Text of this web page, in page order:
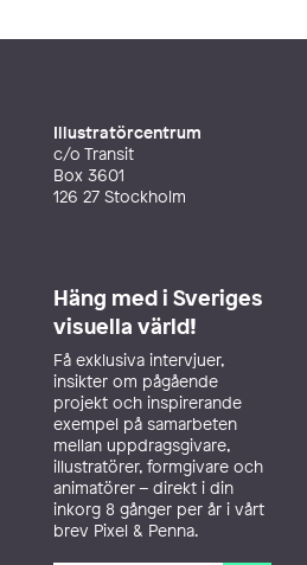
Illustratörcentrum
c/o Transit
Box 3601
126 27 Stockholm
Häng med i Sveriges
visuella värld!
Få exklusiva intervjuer,
insikter om pågående
projekt och inspirerande
exempel på samarbeten
mellan uppdragsgivare,
illustratörer, formgivare och
animatörer – direkt i din
inkorg 8 gånger per år i vårt
brev Pixel & Penna.